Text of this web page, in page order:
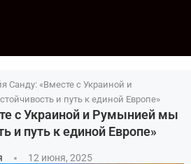
Санду: «Вместе с Украиной и
и путь к единой Европе»
с Украиной и Румынией мы
и путь к единой Европе»
12 июня, 2025